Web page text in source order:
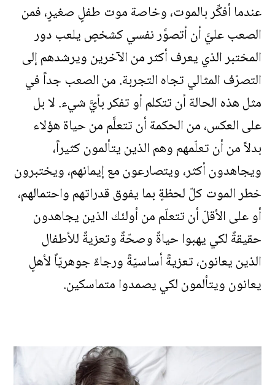
عندما أفكِّر بالموت، وخاصة موت طفلٍ صغيرٍ، فمن
الصعب عليَّ أن أتصوَّر نفسي كشخصٍ يلعب دور
المختبر الذي يعرف أكثر من الآخرين ويرشدهم إلى
التصرّف المثالي تجاه التجربة. من الصعب جداً في
مثل هذه الحالة أن تتكلم أو تفكر بأيَّ شيء. لا بل
على العكس، من الحكمة أن تتعلَّم من حياة هؤلاء
بدلاً من أن تعلّمهم وهم الذين يتألمون كثيراً،
ويجاهدون أكثر، ويتصارعون مع إيمانهم، ويختبرون
خطر الموت كلّ لحظةٍ بما يفوق قدراتهم واحتمالهم،
أو على الأقلّ أن تتعلّم من أولئك الذين يجاهدون
حقيقةً لكي يهبوا حياةً وصحّةً وتعزيةً للأطفال
الذين يعانون، تعزيةً أساسيّةً ورجاءً جوهريّاً لأهلٍ
يعانون ويتألمون لكي يصمدوا متماسكين.